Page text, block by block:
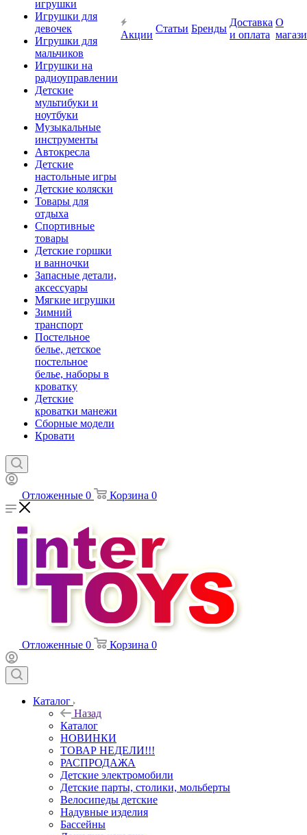
игрушки
Игрушки для
девочек
Игрушки для
мальчиков
Игрушки на
радиоуправлении
Детские
мультибуки и
ноутбуки
Музыкальные
инструменты
Автокресла
Детские
настольные игры
Детские коляски
Товары для
отдыха
Спортивные
товары
Детские горшки
и ванночки
Запасные детали,
аксессуары
Мягкие игрушки
Зимний
транспорт
Постельное
белье, детское
постельное
белье, наборы в
кроватку
Детские
кроватки манежи
Сборные модели
Кровати
Акции
Статьи Бренды
Доставка
и оплата
О
Отложенные 0 Корзина 0
Отложенные 0 Корзина 0
Каталог
Назад
Каталог
НОВИНКИ
ТОВАР НЕДЕЛИ!!!
РАСПРОДАЖА
Детские электромобили
Детские парты, столики, мольберты
Велосипеды детские
Надувные изделия
Бассейны